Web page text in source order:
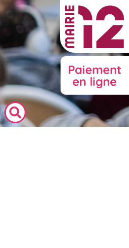
Paiement
en ligne